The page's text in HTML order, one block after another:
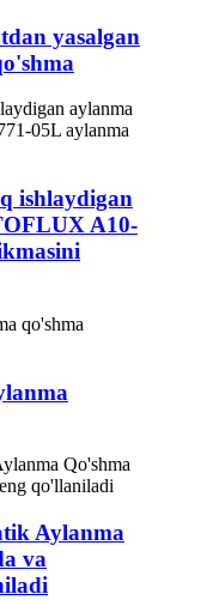
yasalgan
ishlaydigan
A10-
Aylanma
va